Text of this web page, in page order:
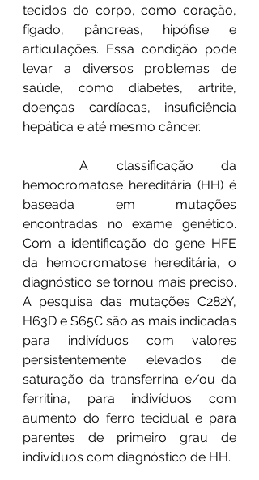
tecidos do corpo, como coração,
fígado, pâncreas, hipófise e
articulações. Essa condição pode
levar a diversos problemas de
saúde, como diabetes, artrite,
doenças cardíacas, insuficiência
hepática e até mesmo câncer.
	A classificação da
hemocromatose hereditária (HH) é
baseada em mutações
encontradas no exame genético.
Com a identificação do gene HFE
da hemocromatose hereditária, o
diagnóstico se tornou mais preciso.
A pesquisa das mutações C282Y,
H63D e S65C são as mais indicadas
para indivíduos com valores
persistentemente elevados de
saturação da transferrina e/ou da
ferritina, para indivíduos com
aumento do ferro tecidual e para
parentes de primeiro grau de
indivíduos com diagnóstico de HH.